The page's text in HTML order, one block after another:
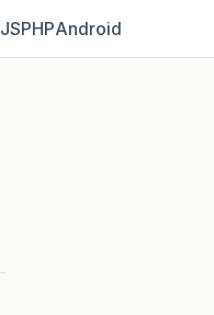
JSPHPAndroid